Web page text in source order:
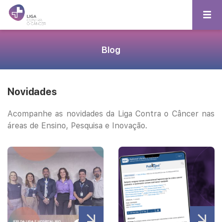
Blog
Novidades
Acompanhe as novidades da Liga Contra o Câncer nas
áreas de Ensino, Pesquisa e Inovação.
Veja mais Veja mais